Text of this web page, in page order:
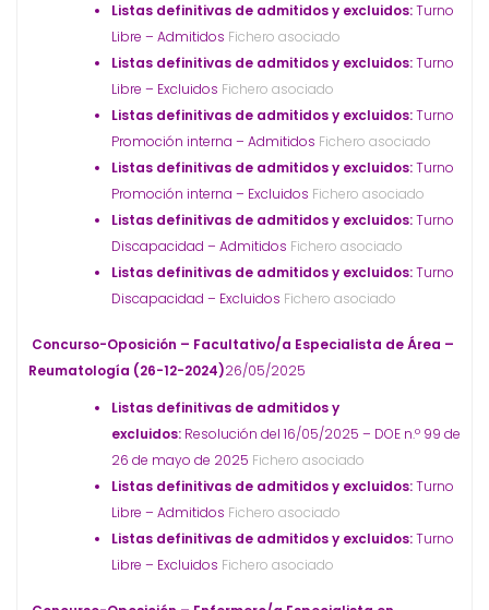
Listas definitivas de admitidos y excluidos:Turno
Libre – Admitidos Fichero asociado
Listas definitivas de admitidos y excluidos:Turno
Libre – Excluidos Fichero asociado
Listas definitivas de admitidos y excluidos:Turno
Promoción interna – Admitidos Fichero asociado
Listas definitivas de admitidos y excluidos:Turno
Promoción interna – Excluidos Fichero asociado
Listas definitivas de admitidos y excluidos:Turno
Discapacidad – Admitidos Fichero asociado
Listas definitivas de admitidos y excluidos:Turno
Discapacidad – Excluidos Fichero asociado
Concurso-Oposición – Facultativo/a Especialista de Área –
Reumatología (26-12-2024)26/05/2025
Listas definitivas de admitidos y
excluidos: Resolución del 16/05/2025 – DOE n.º 99 de
26 de mayo de 2025 Fichero asociado
Listas definitivas de admitidos y excluidos:Turno
Libre – Admitidos Fichero asociado
Listas definitivas de admitidos y excluidos:Turno
Libre – Excluidos Fichero asociado